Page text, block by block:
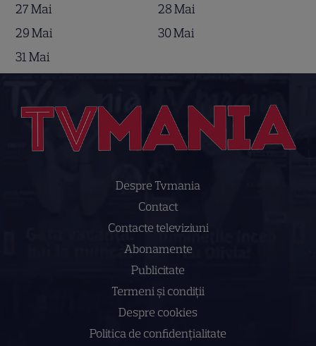
27 Mai
28 Mai
29 Mai
30 Mai
31 Mai
Despre Tvmania
Contact
Contacte televiziuni
Abonamente
Publicitate
Termeni și condiții
Despre cookies
Politica de confidenţialitate